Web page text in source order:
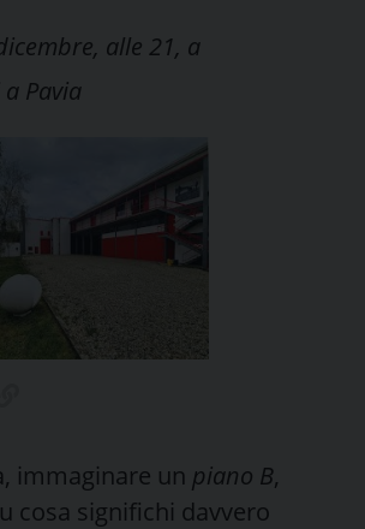
alle 21, a
Pavia
immaginare un piano B,
cosa significhi davvero